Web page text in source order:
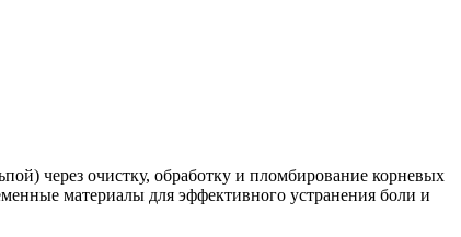
через очистку, обработку и пломбирование корневых
материалы для эффективного устранения боли и